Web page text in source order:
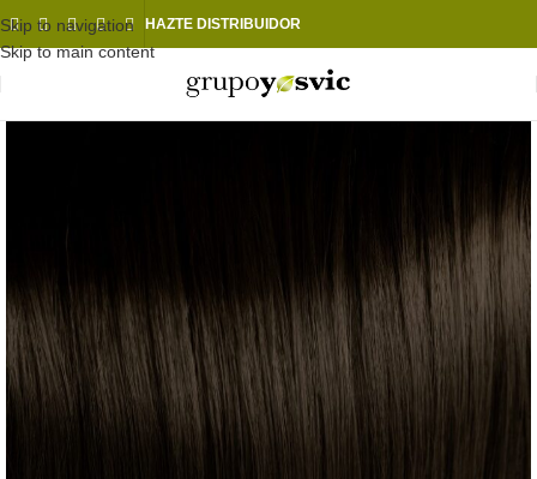
Skip to navigation
Skip to main content
HAZTE DISTRIBUIDOR